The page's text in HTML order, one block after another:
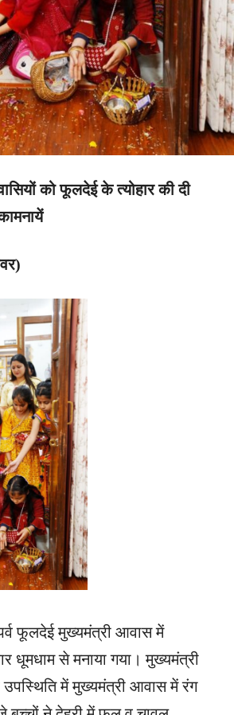
को फूलदेई के त्योहार की दी
फूलदेई मुख्यमंत्री आवास में
धूमधाम से मनाया गया। मुख्यमंत्री
उपस्थिति में मुख्यमंत्री आवास में रंग